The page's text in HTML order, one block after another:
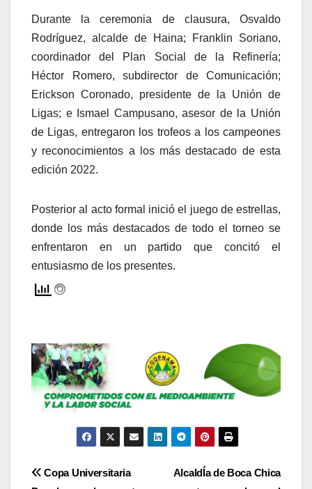
Durante la ceremonia de clausura, Osvaldo
Rodríguez, alcalde de Haina; Franklin Soriano,
coordinador del Plan Social de la Refinería;
Héctor Romero, subdirector de Comunicación;
Erickson Coronado, presidente de la Unión de
Ligas; e Ismael Campusano, asesor de la Unión
de Ligas, entregaron los trofeos a los campeones
y reconocimientos a los más destacado de esta
edición 2022.
Posterior al acto formal inició el juego de estrellas,
donde los más destacados de todo el torneo se
enfrentaron en un partido que concitó el
entusiasmo de los presentes.
Navegación
AlcaldÍa de Boca Chica
Copa Universitaria